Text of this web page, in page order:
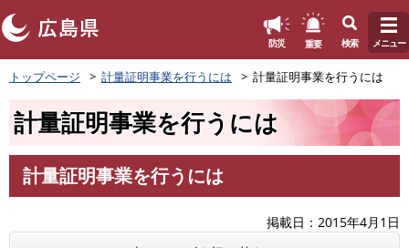
ペ
ー
頭
す
防災 重要 検索 メニュー
トップページ 計量証明事業を行うには 計量証明事業を行うには
計量証明事業を行うには
文
計量証明事業を行うには
掲載日
2015年4月1日